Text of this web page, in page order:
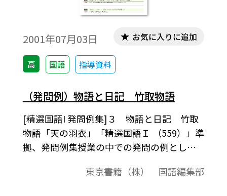
2001年07月03日
高 国語 指導資料
お気に入りに追加
（発問例）物語と日記 竹取物語
[精選国語I 発問例集]３ 物語と日記 竹取
物語「天の羽衣」「精選国語Ｉ （559）」準
拠、発問例集授業の中での発問の例とし
の例としてご利用ください｡「テキストダウ
東京書籍（株） 国語編集部